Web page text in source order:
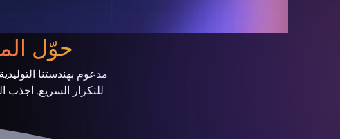
حوّل
مدعوم بهندستنا
للتكرار السريع. اجذب